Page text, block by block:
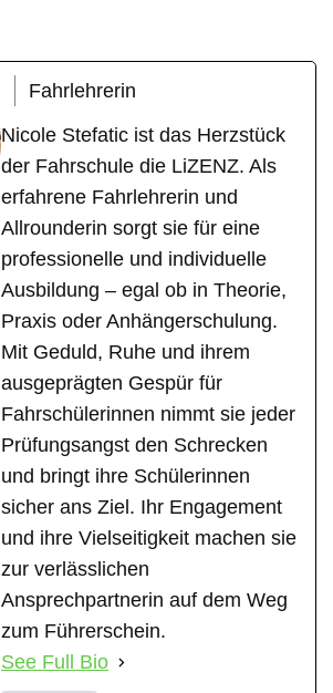
Fahrlehrerin
Nicole Stefatic ist das Herzstück
der Fahrschule die LiZENZ. Als
erfahrene Fahrlehrerin und
Allrounderin sorgt sie für eine
professionelle und individuelle
Ausbildung – egal ob in Theorie,
Praxis oder Anhängerschulung.
Mit Geduld, Ruhe und ihrem
ausgeprägten Gespür für
Fahrschülerinnen nimmt sie jeder
Prüfungsangst den Schrecken
und bringt ihre Schülerinnen
sicher ans Ziel. Ihr Engagement
und ihre Vielseitigkeit machen sie
zur verlässlichen
Ansprechpartnerin auf dem Weg
zum Führerschein.
See Full Bio